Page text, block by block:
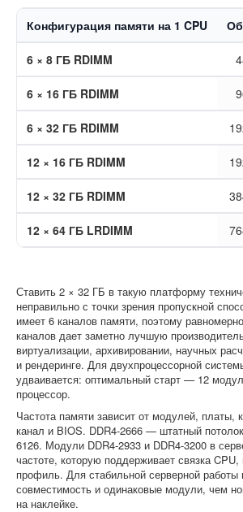
Конфигурация памяти на 1 CPU
6 × 8 ГБ RDIMM
6 × 16 ГБ RDIMM
6 × 32 ГБ RDIMM
12 × 16 ГБ RDIMM
12 × 32 ГБ RDIMM
12 × 64 ГБ LRDIMM
Ставить 2 × 32 ГБ в такую платформу
неправильно с точки зрения пропускной
имеет 6 каналов памяти, поэтому
каналов дает заметно лучшую
виртуализации, архивировании, научных
и рендеринге. Для двухпроцессорной
удваивается: оптимальный старт — 12
процессор.
Частота памяти зависит от модулей, платы,
канал и BIOS. DDR4-2666 — штатный
6126. Модули DDR4-2933 и DDR4-3200 в
частоте, которую поддерживает связка
профиль. Для стабильной серверной работы
совместимость и одинаковые модули, чем
на наклейке.